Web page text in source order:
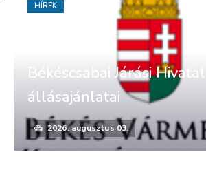
Békéscsabai Járási
állásajánlatai
2026. augusztus 03.
HÍREK